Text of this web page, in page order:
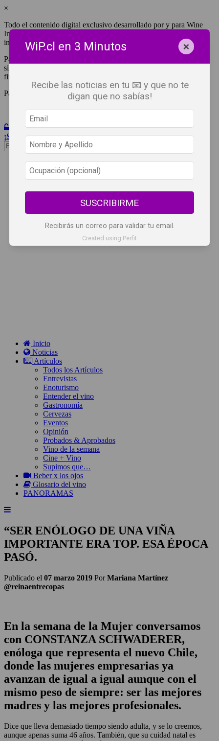
×
Todo el contenido digital exclusivo desarrollado por y para Wine
Independent Press Chile, cuenta con derechos de propiedad
intelectual.
Para tener acceso a una copia y/o impresión de cualquiera de ellos
sin fines de lucro, debes ser #SuscriptorWiP.^Para su réplica con
fines comerciales debes contactar al e-mail
Pagas una sola vez al año y disfrutas por 12 meses.
Iniciar Sesión
¡Suscribete! BeneficiosWiP
Buscar:
Síguenos
Inicio
Noticias
Artículos
Todos los Artículos
Entrevistas
Enoturismo
Entender el vino
Gastronomía
Cervezas
Eventos
Opinión
Probados & Aprobados
Vino de la semana
Cine + Vino
Supimos que…
Beber x los ojos
Glosario del vino
PANORAMAS
“SER ENÓLOGO DE UNA VIÑA
IMPORTANTE ERA TOP. ESA ÉPOCA
PASÓ.
Publicado el 07 marzo 2019 PorMariana Martínez
@reinaentrecopas
En la semana de la Mujer conversamos
con CONSTANZA SCHWADERER,
enóloga que representa el nuevo Chile,
donde las mujeres empresarias ya
avanzan de igual a igual aunque con el
mismo peso de siempre: ser las mejores
madres y las mejores profesionales.
Dice que lleva demasiado tiempo siendo adulta, y se lo creemos,
aunque apenas suma 46 años. También, que su cuidad natal es
WiP.cl en 3 Minutos ×
Recibe las noticias en tu 📧 y que no te
digan que no sabías!
SUSCRIBIRME
Recibirás un correo para validar tu email.
Created using Perfit